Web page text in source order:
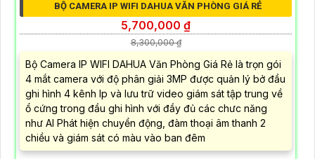
BỘ CAMERA IP WIFI DAHUA VĂN PHÒNG GIÁ RẺ
5,700,000 ₫
8,300,000 ₫
Bộ Camera IP WIFI DAHUA Văn Phòng Giá Rẻ là trọn gói
4 mắt camera với độ phân giải 3MP được quản lý bở đầu
ghi hình 4 kênh Ip và lưu trữ video giám sát tập trung về
ổ cứng trong đầu ghi hình với đầy đủ các chưc năng
như AI Phát hiện chuyển động, đàm thoại âm thanh 2
chiều và giám sát có màu vào ban đêm